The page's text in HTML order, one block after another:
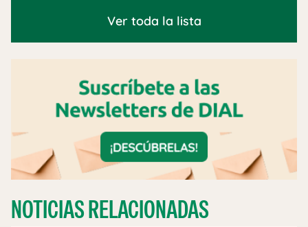
Ver toda la lista
NOTICIAS RELACIONADAS